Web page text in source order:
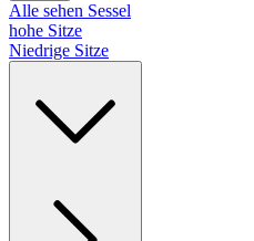
Alle sehen Sessel
hohe Sitze
Niedrige Sitze